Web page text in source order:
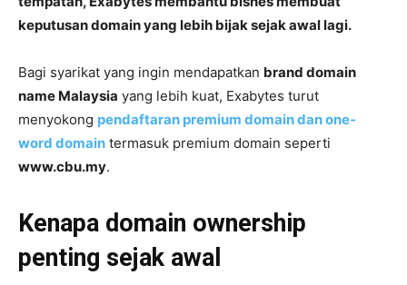
keputusan domain yang lebih bijak sejak awal lagi.
Bagi syarikat yang ingin mendapatkan brand domain
name Malaysia yang lebih kuat, Exabytes turut
menyokong pendaftaran premium domain dan one-
word domain termasuk premium domain seperti
www.cbu.my.
Kenapa domain ownership
penting sejak awal